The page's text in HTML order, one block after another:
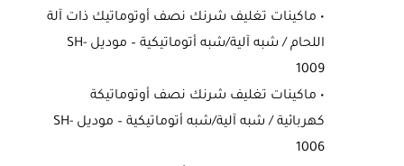
• ماكينات تغليف شرنك نصف أوتوماتيك ذات آلة
اللحام / شبه آلية/شبه أتوماتيكية – موديل SH-
1009
• ماكينات تغليف شرنك نصف أوتوماتيكة
كهربائية / شبه آلية/شبه أتوماتيكية – موديل SH-
1006